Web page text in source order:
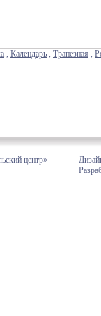
, Календарь , Трапезная ,
центр»